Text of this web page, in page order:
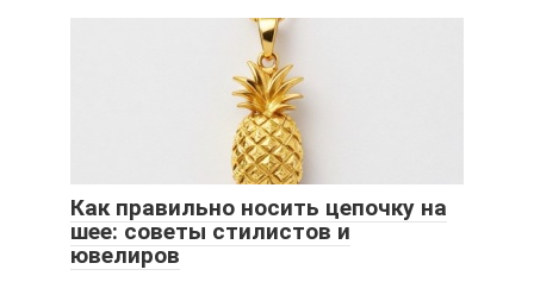
Как правильно носить цепочку на
шее: советы стилистов и
ювелиров